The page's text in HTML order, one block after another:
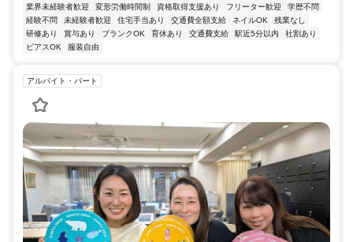
業界未経験者歓迎 変形労働時間制 資格取得支援あり フリーター歓迎
学歴不問
経験不問
未経験者歓迎 住宅手当あり 交通費全額支給 ネイルOK
残業なし
研修あり
賞与あり ブランクOK 育休あり 交通費支給 駅近5分以内
社割あり
ピアスOK
服装自由
アルバイト・パート